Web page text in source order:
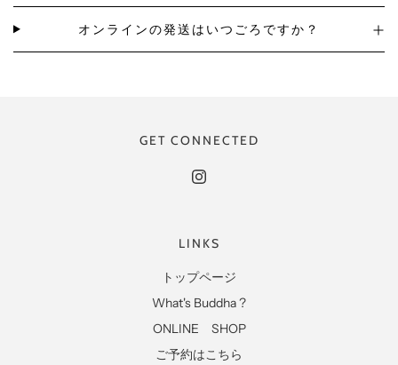
オンラインの発送はいつごろですか？
GET CONNECTED
LINKS
トップページ
What's Buddha ?
ONLINE SHOP
ご予約はこちら